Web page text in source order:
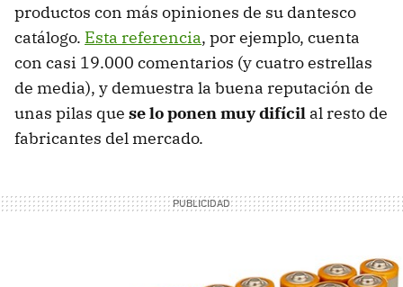
productos con más opiniones de su dantesco
catálogo. Esta referencia, por ejemplo, cuenta
con casi 19.000 comentarios (y cuatro estrellas
de media), y demuestra la buena reputación de
unas pilas que se lo ponen muy difícil al resto de
fabricantes del mercado.